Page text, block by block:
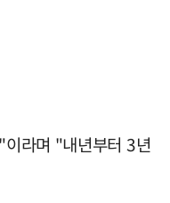
라며 "내년부터 3년